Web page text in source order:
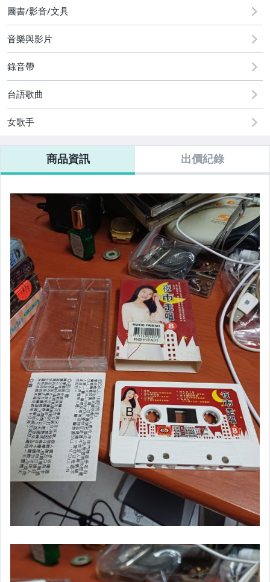
古董、藝術與礦石
玩具、模型與公仔
偶像、球員卡與郵幣
相機、攝影與周邊
電玩遊戲與主機
運動、戶外與休閒
圖書/影音/文具
音樂與影片
錄音帶
台語歌曲
女歌手
商品資訊 出價紀錄